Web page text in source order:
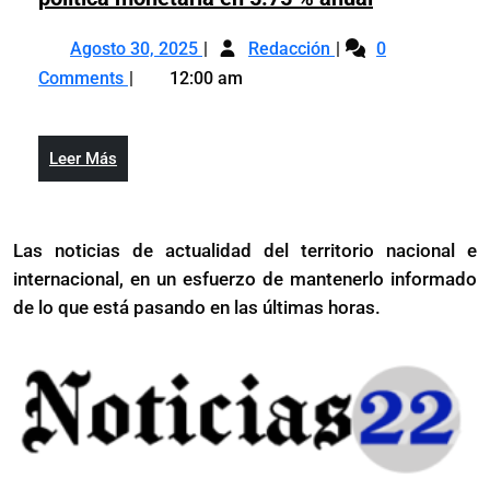
mantiene
%
anual
Agosto 30, 2025 Agosto
30,
Redacción Banco
en
5.75
%
0
Comments
12:00 am
Leer Más
Más
Las noticias de actualidad del territorio nacional e
internacional, en un esfuerzo de mantenerlo informado
de lo que está pasando en las últimas horas.